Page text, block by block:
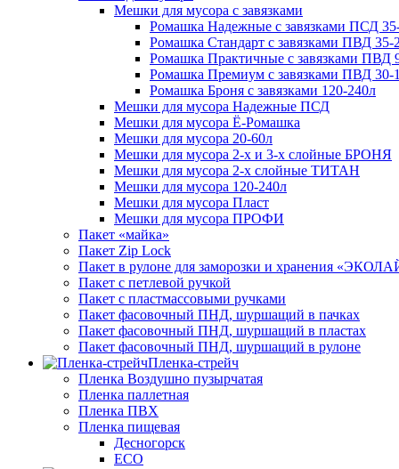
Мешки для мусора с завязками
Ромашка Надежные с завязками ПСД
Ромашка Стандарт с завязками ПВД 35-
Ромашка Практичные с завязками ПВД
Ромашка Премиум с завязками ПВД 30-
Ромашка Броня с завязками 120-240л
Мешки для мусора Надежные ПСД
Мешки для мусора Ё-Ромашка
Мешки для мусора 20-60л
Мешки для мусора 2-х и 3-х слойные БРОНЯ
Мешки для мусора 2-х слойные ТИТАН
Мешки для мусора 120-240л
Мешки для мусора Пласт
Мешки для мусора ПРОФИ
Пакет «майка»
Пакет Zip Lock
Пакет в рулоне для заморозки и хранения
Пакет с петлевой ручкой
Пакет с пластмассовыми ручками
Пакет фасовочный ПНД, шуршащий в пачках
Пакет фасовочный ПНД, шуршащий в пластах
Пакет фасовочный ПНД, шуршащий в рулоне
Пленка-стрейч
Пленка Воздушно пузырчатая
Пленка паллетная
Пленка ПВХ
Пленка пищевая
Десногорск
ECO